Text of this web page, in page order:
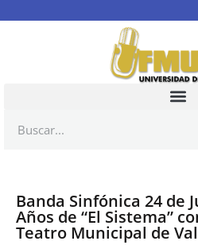
Banda Sinfónica 24 de
Años de “El Sistema”
Teatro Municipal de